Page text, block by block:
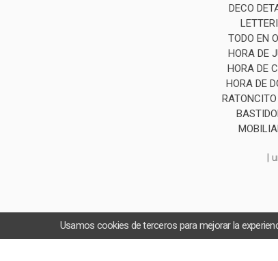
DECO
TODO EN
HORA DE
HORA DE
HORA DE
|
Usamos cookies de terceros para mejorar la